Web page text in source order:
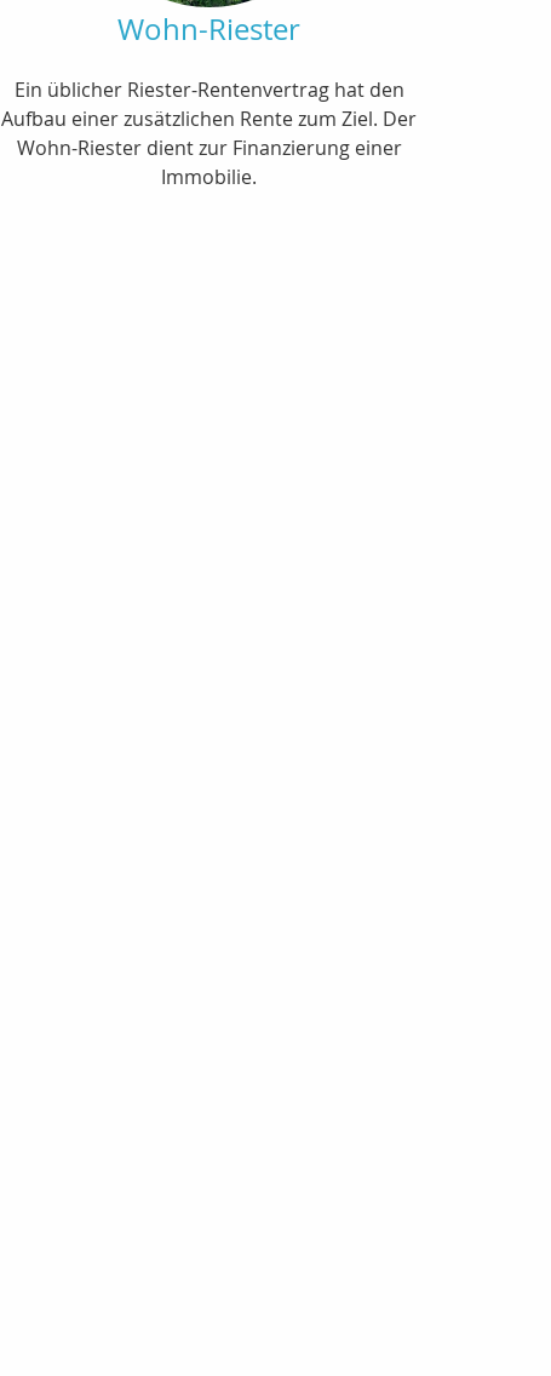
Wohn-Riester
Ein üblicher Riester-Rentenvertrag hat den
Aufbau einer zusätzlichen Rente zum Ziel. Der
Wohn-Riester dient zur Finanzierung einer
Immobilie.